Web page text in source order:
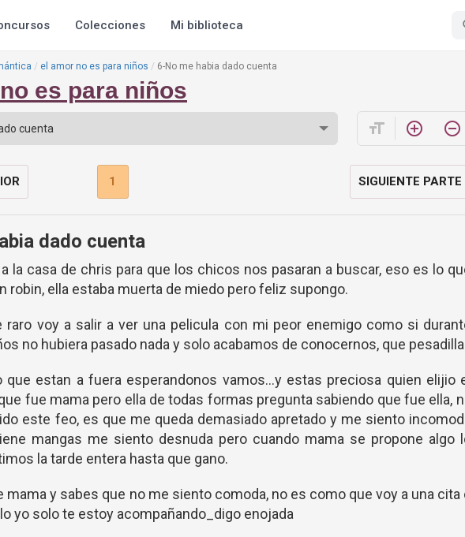
Colecciones Mi biblioteca
el amor no es para niños 6-No me habia dado cuenta
es para niños
format_size add_circle_outline remove_circle_outline
1 SIGUIENTE PARTE
dado cuenta
la casa de chris para que los chicos nos pasaran a buscar, eso es lo
robin, ella estaba muerta de miedo pero feliz supongo.
voy a salir a ver una pelicula con mi peor enemigo como si
no hubiera pasado nada y solo acabamos de conocernos, que
estan a fuera esperandonos vamos...y estas preciosa quien elijio
fue mama pero ella de todas formas pregunta sabiendo que fue ella,
este feo, es que me queda demasiado apretado y me siento
mangas me siento desnuda pero cuando mama se propone algo
la tarde entera hasta que gano.
mama y sabes que no me siento comoda, no es como que voy a una cita
yo solo te estoy acompañando_digo enojada